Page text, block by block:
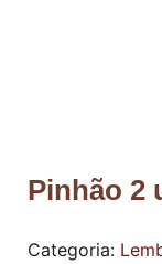
Pinhão 2
Categoria: